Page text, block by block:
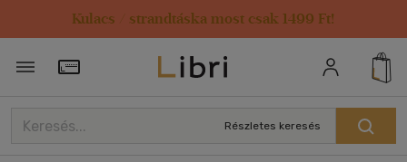
Kulacs / strandtáska most csak 1499 Ft!
Törzsvásárlói Kártya adatai
Részletes keresés
Rendezés
Kiadás éve szerint csökkenő